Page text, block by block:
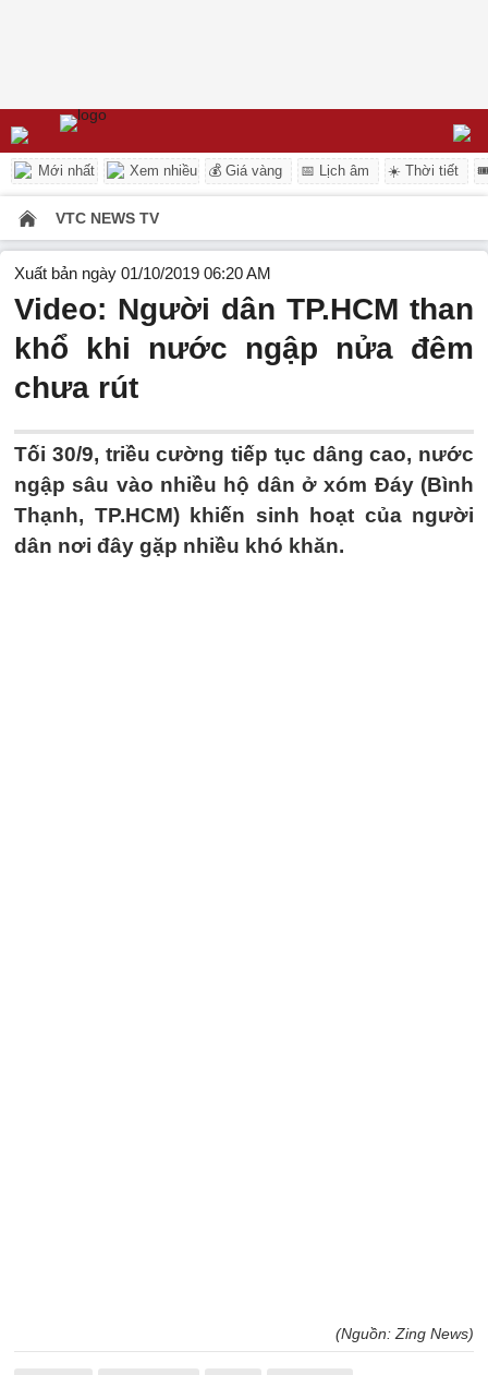
Mới nhất Xem nhiều 💰 Giá vàng 📅 Lịch âm ☀️ Thời tiết
VTC NEWS TV
Xuất bản ngày 01/10/2019 06:20 AM
Video: Người dân TP.HCM than
khổ khi nước ngập nửa đêm
chưa rút
Tối 30/9, triều cường tiếp tục dâng cao, nước
ngập sâu vào nhiều hộ dân ở xóm Đáy (Bình
Thạnh, TP.HCM) khiến sinh hoạt của người
dân nơi đây gặp nhiều khó khăn.
(Nguồn: Zing News)